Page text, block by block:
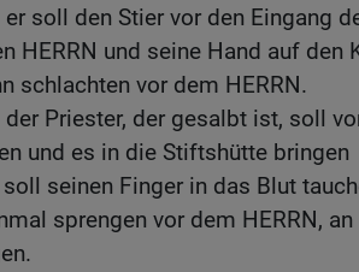
er soll den Stier vor den Eingang
HERRN und seine Hand auf den
schlachten vor dem HERRN.
der Priester, der gesalbt ist, soll
und es in die Stiftshütte bringen
soll seinen Finger in das Blut
sprengen vor dem HERRN,